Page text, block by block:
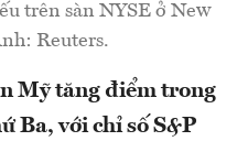
trên sàn NYSE ở New
Reuters.
Mỹ tăng điểm trong
Ba, với chỉ số S&P